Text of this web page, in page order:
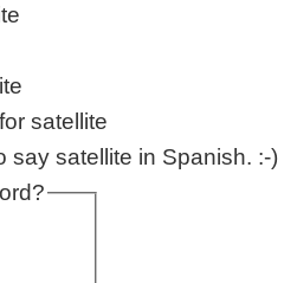
say satellite in Spanish. :-)